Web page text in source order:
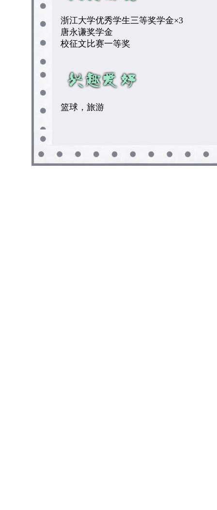
浙江大学优秀学生三等奖学金×3
唐永谦奖学金
校征文比赛一等奖
篮球，旅游